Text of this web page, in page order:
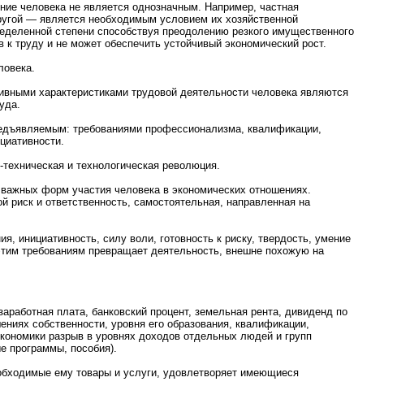
человека не является однозначным. Например, частная
— является необходимым условием их хозяйственной
степени способствуя преодолению резкого имущественного
труду и не может обеспечить устойчивый экономический рост.
характеристиками трудовой деятельности человека являются
требованиями профессионализма, квалификации,
и технологическая революция.
форм участия человека в экономических отношениях.
и ответственность, самостоятельная, направленная на
инициативность, силу воли, готовность к риску, твердость, умение
требованиям превращает деятельность, внешне похожую на
плата, банковский процент, земельная рента, дивиденд по
собственности, уровня его образования, квалификации,
разрыв в уровнях доходов отдельных людей и групп
программы, пособия).
ему товары и услуги, удовлетворяет имеющиеся